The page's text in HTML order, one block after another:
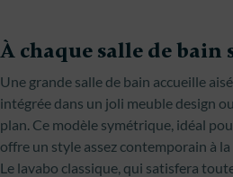
À chaque salle de bain
Une grande salle de bain accueille
intégrée dans un joli meuble design
plan. Ce modèle symétrique, idéal
offre un style assez contemporain à la
Le lavabo classique, qui satisfera